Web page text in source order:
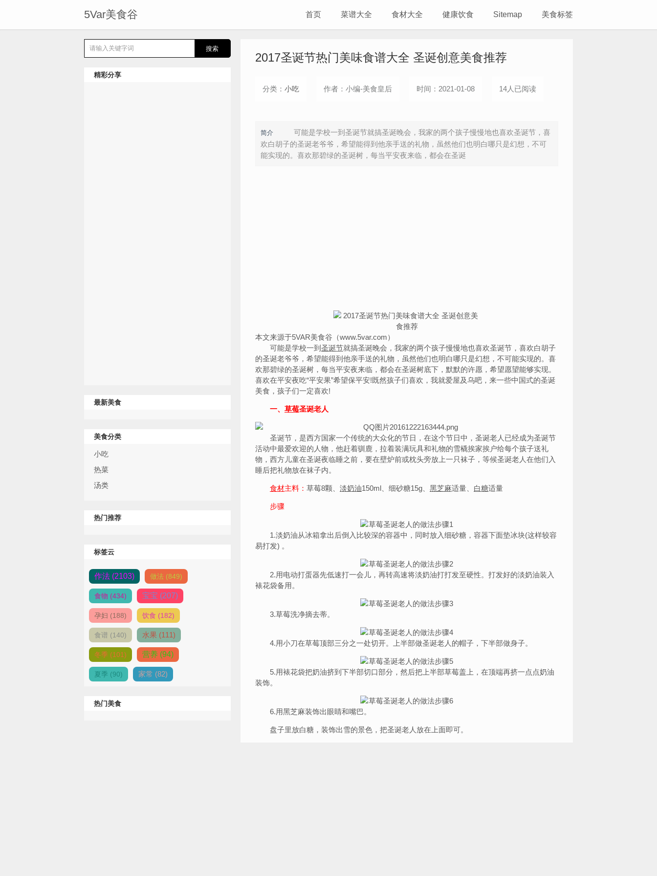
5Var美食谷 首页 菜谱大全 食材大全 健康饮食 Sitemap 美食标签
精彩分享
最新美食
美食分类
小吃
热菜
汤类
热门推荐
标签云
作法 (2103) 做法 (849)
食物 (434) 宝宝 (207)
孕妇 (188) 饮食 (182)
食谱 (140) 水果 (111)
冬季 (101) 营养 (94)
夏季 (90) 家常 (82)
热门美食
2017圣诞节热门美味食谱大全 圣诞创意美食推荐
分类： 小吃 作者：小编-美食皇后 时间：2021-01-08 14人已阅读
简介
可能是学校一到圣诞节就搞圣诞晚会，我家的两个孩子慢慢地也喜欢圣诞节，喜
欢白胡子的圣诞老爷爷，希望能得到他亲手送的礼物，虽然他们也明白哪只是幻想，不可
能实现的。喜欢那碧绿的圣诞树，每当平安夜来临，都会在圣诞
本文来源于5VAR美食谷（www.5var.com）
可能是学校一到 圣诞节就搞圣诞晚会，我家的两个孩子慢慢地也喜欢圣诞节，喜欢白胡子
的圣诞老爷爷，希望能得到他亲手送的礼物，虽然他们也明白哪只是幻想，不可能实现的。喜
欢那碧绿的圣诞树，每当平安夜来临，都会在圣诞树底下，默默的许愿，希望愿望能够实现。
喜欢在平安夜吃“平安果”希望保平安!既然孩子们喜欢，我就爱屋及乌吧，来一些中国式的圣诞
美食，孩子们一定喜欢!
一、 草莓圣诞老人
圣诞节，是西方国家一个传统的大众化的节日，在这个节日中，圣诞老人已经成为圣诞节
活动中最爱欢迎的人物，他赶着驯鹿，拉着装满玩具和礼物的雪橇挨家挨户给每个孩子送礼
物，西方儿童在圣诞夜临睡之前，要在壁炉前或枕头旁放上一只袜子，等候圣诞老人在他们入
睡后把礼物放在袜子内。
食材主料： 草莓8颗、 淡奶油150ml、细砂糖15g、 黑芝麻适量、 白糖适量
步骤
1.淡奶油从冰箱拿出后倒入比较深的容器中，同时放入细砂糖，容器下面垫冰块(这样较容
易打发) 。
2.用电动打蛋器先低速打一会儿，再转高速将淡奶油打打发至硬性。打发好的淡奶油装入
裱花袋备用。
3.草莓洗净摘去蒂。
4.用小刀在草莓顶部三分之一处切开。上半部做圣诞老人的帽子，下半部做身子。
5.用裱花袋把奶油挤到下半部切口部分，然后把上半部草莓盖上，在顶端再挤一点点奶油
装饰。
6.用黑芝麻装饰出眼睛和嘴巴。
盘子里放白糖，装饰出雪的景色，把圣诞老人放在上面即可。